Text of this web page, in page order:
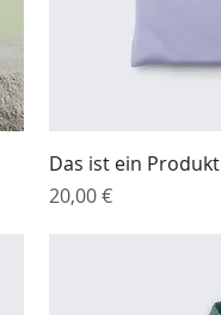
Das ist ein Produkt
Preis
20,00 €